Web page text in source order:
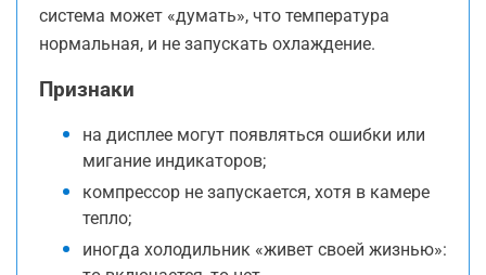
система может «думать», что температура
нормальная, и не запускать охлаждение.
Признаки
на дисплее могут появляться ошибки или
мигание индикаторов;
компрессор не запускается, хотя в камере
тепло;
иногда холодильник «живет своей жизнью»: